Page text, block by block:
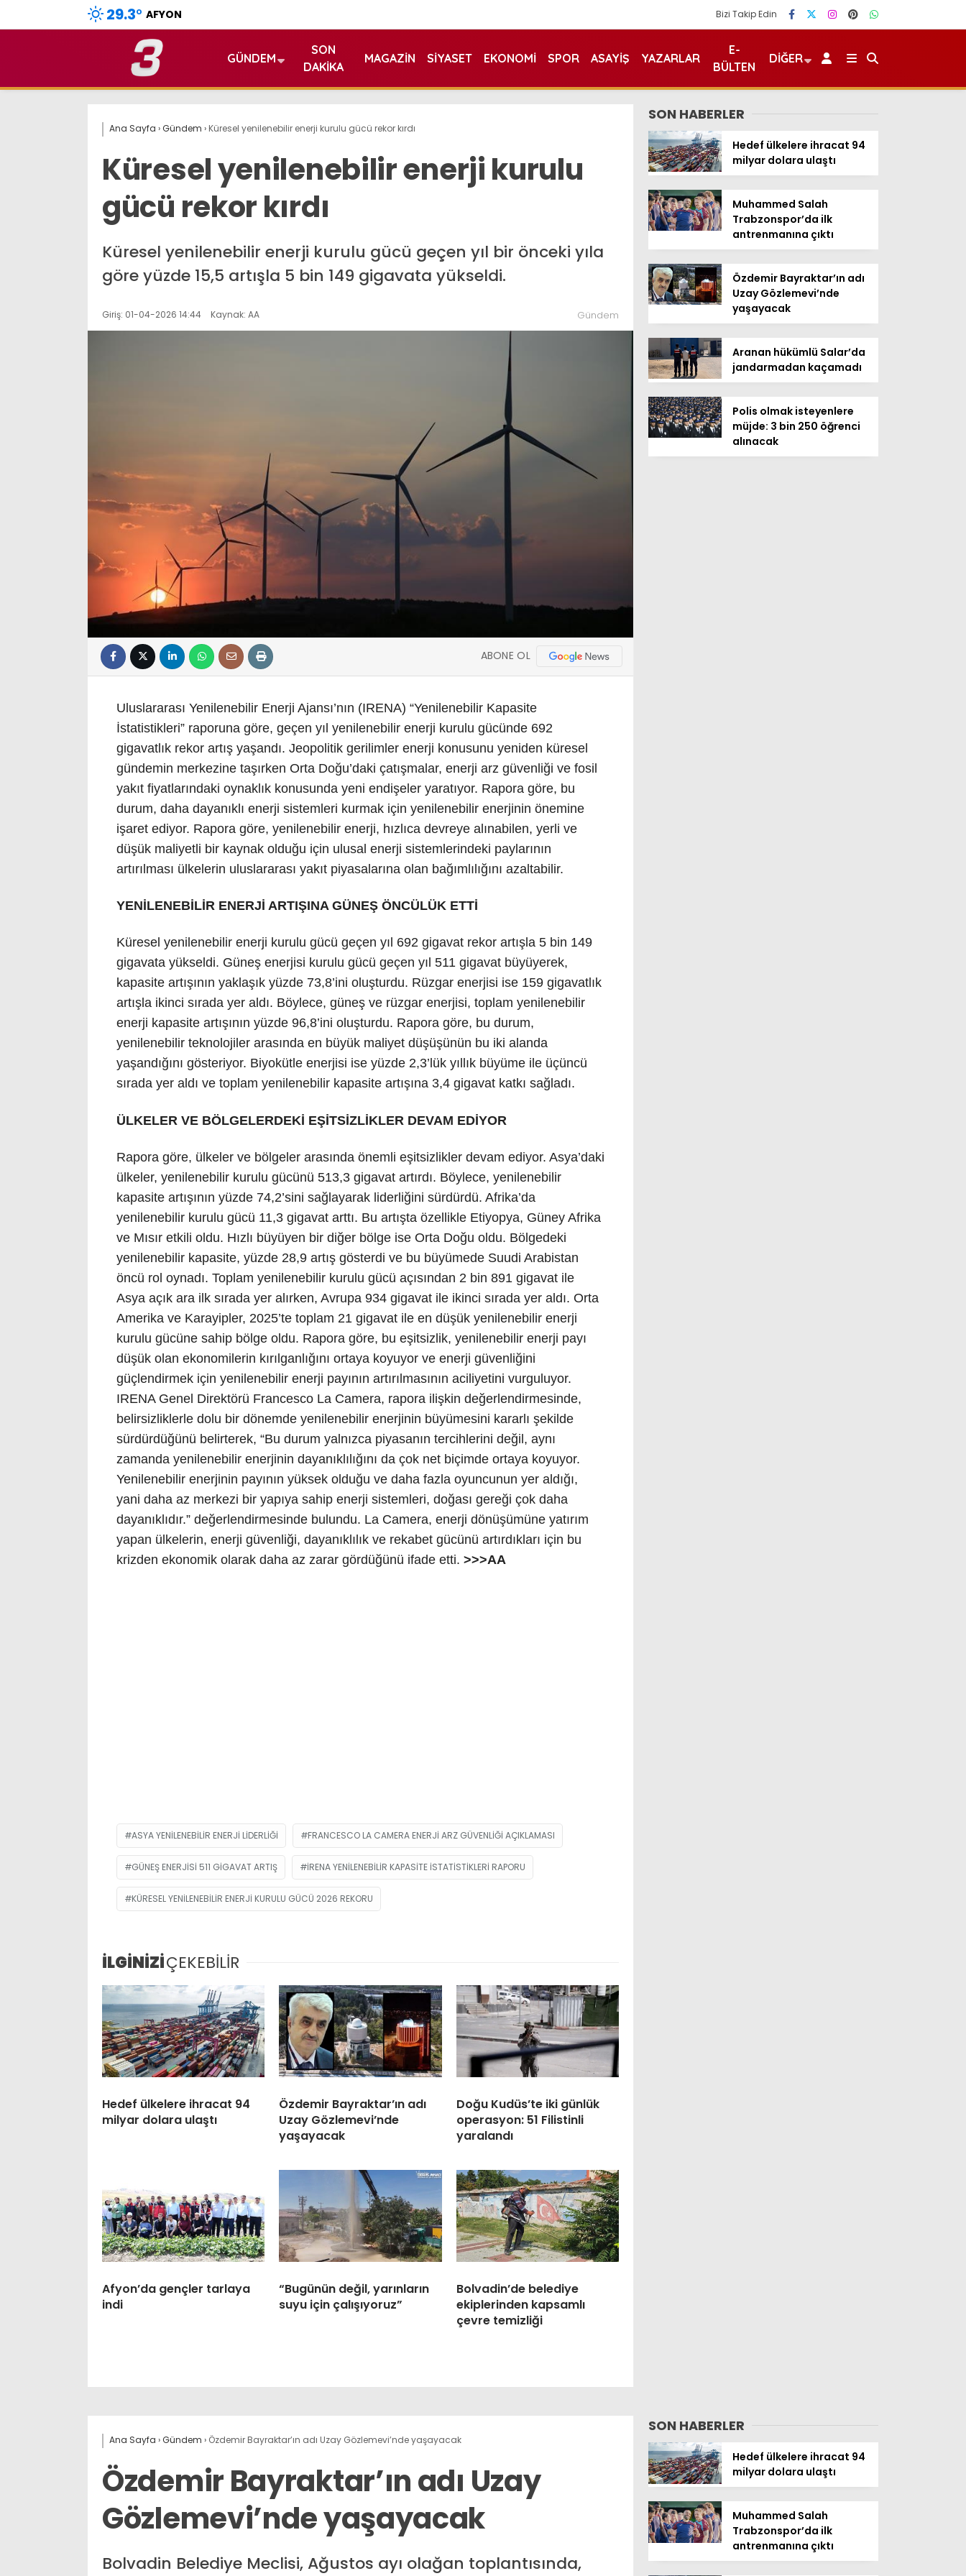
29.3° AFYON Bizi Takip Edin
GÜNDEM
SON
DAKIKA
MAGAZIN SIYASET EKONOMI SPOR ASAYIŞ YAZARLAR
E-
BÜLTEN
DIĞER
Ana Sayfa ›Gündem › Küresel yenilenebilir enerji kurulu gücü rekor kırdı
Küresel yenilenebilir enerji kurulu
gücü rekor kırdı
Küresel yenilenebilir enerji kurulu gücü geçen yıl bir önceki yıla
göre yüzde 15,5 artışla 5 bin 149 gigavata yükseldi.
Giriş: 01-04-2026 14:44 Kaynak: AA Gündem
ABONE OL
Uluslararası Yenilenebilir Enerji Ajansı’nın (IRENA) “Yenilenebilir Kapasite
İstatistikleri” raporuna göre, geçen yıl yenilenebilir enerji kurulu gücünde 692
gigavatlık rekor artış yaşandı. Jeopolitik gerilimler enerji konusunu yeniden küresel
gündemin merkezine taşırken Orta Doğu’daki çatışmalar, enerji arz güvenliği ve fosil
yakıt fiyatlarındaki oynaklık konusunda yeni endişeler yaratıyor. Rapora göre, bu
durum, daha dayanıklı enerji sistemleri kurmak için yenilenebilir enerjinin önemine
işaret ediyor. Rapora göre, yenilenebilir enerji, hızlıca devreye alınabilen, yerli ve
düşük maliyetli bir kaynak olduğu için ulusal enerji sistemlerindeki paylarının
artırılması ülkelerin uluslararası yakıt piyasalarına olan bağımlılığını azaltabilir.
YENİLENEBİLİR ENERJİ ARTIŞINA GÜNEŞ ÖNCÜLÜK ETTİ
Küresel yenilenebilir enerji kurulu gücü geçen yıl 692 gigavat rekor artışla 5 bin 149
gigavata yükseldi. Güneş enerjisi kurulu gücü geçen yıl 511 gigavat büyüyerek,
kapasite artışının yaklaşık yüzde 73,8’ini oluşturdu. Rüzgar enerjisi ise 159 gigavatlık
artışla ikinci sırada yer aldı. Böylece, güneş ve rüzgar enerjisi, toplam yenilenebilir
enerji kapasite artışının yüzde 96,8’ini oluşturdu. Rapora göre, bu durum,
yenilenebilir teknolojiler arasında en büyük maliyet düşüşünün bu iki alanda
yaşandığını gösteriyor. Biyokütle enerjisi ise yüzde 2,3’lük yıllık büyüme ile üçüncü
sırada yer aldı ve toplam yenilenebilir kapasite artışına 3,4 gigavat katkı sağladı.
ÜLKELER VE BÖLGELERDEKİ EŞİTSİZLİKLER DEVAM EDİYOR
Rapora göre, ülkeler ve bölgeler arasında önemli eşitsizlikler devam ediyor. Asya’daki
ülkeler, yenilenebilir kurulu gücünü 513,3 gigavat artırdı. Böylece, yenilenebilir
kapasite artışının yüzde 74,2’sini sağlayarak liderliğini sürdürdü. Afrika’da
yenilenebilir kurulu gücü 11,3 gigavat arttı. Bu artışta özellikle Etiyopya, Güney Afrika
ve Mısır etkili oldu. Hızlı büyüyen bir diğer bölge ise Orta Doğu oldu. Bölgedeki
yenilenebilir kapasite, yüzde 28,9 artış gösterdi ve bu büyümede Suudi Arabistan
öncü rol oynadı. Toplam yenilenebilir kurulu gücü açısından 2 bin 891 gigavat ile
Asya açık ara ilk sırada yer alırken, Avrupa 934 gigavat ile ikinci sırada yer aldı. Orta
Amerika ve Karayipler, 2025’te toplam 21 gigavat ile en düşük yenilenebilir enerji
kurulu gücüne sahip bölge oldu. Rapora göre, bu eşitsizlik, yenilenebilir enerji payı
düşük olan ekonomilerin kırılganlığını ortaya koyuyor ve enerji güvenliğini
güçlendirmek için yenilenebilir enerji payının artırılmasının aciliyetini vurguluyor.
IRENA Genel Direktörü Francesco La Camera, rapora ilişkin değerlendirmesinde,
belirsizliklerle dolu bir dönemde yenilenebilir enerjinin büyümesini kararlı şekilde
sürdürdüğünü belirterek, “Bu durum yalnızca piyasanın tercihlerini değil, aynı
zamanda yenilenebilir enerjinin dayanıklılığını da çok net biçimde ortaya koyuyor.
Yenilenebilir enerjinin payının yüksek olduğu ve daha fazla oyuncunun yer aldığı,
yani daha az merkezi bir yapıya sahip enerji sistemleri, doğası gereği çok daha
dayanıklıdır.” değerlendirmesinde bulundu. La Camera, enerji dönüşümüne yatırım
yapan ülkelerin, enerji güvenliği, dayanıklılık ve rekabet gücünü artırdıkları için bu
krizden ekonomik olarak daha az zarar gördüğünü ifade etti. >>>AA
ASYA YENILENEBILIR ENERJI LIDERLIĞI FRANCESCO LA CAMERA ENERJI ARZ GÜVENLIĞI AÇIKLAMASI
GÜNEŞ ENERJISI 511 GIGAVAT ARTIŞ IRENA YENILENEBILIR KAPASITE ISTATISTIKLERI RAPORU
KÜRESEL YENILENEBILIR ENERJI KURULU GÜCÜ 2026 REKORU
İLGİNİZİÇEKEBİLİR
Hedef ülkelere ihracat 94
milyar dolara ulaştı
Özdemir Bayraktar’ın adı
Uzay Gözlemevi’nde
yaşayacak
Doğu Kudüs’te iki günlük
operasyon: 51 Filistinli
yaralandı
Afyon’da gençler tarlaya
indi
“Bugünün değil, yarınların
suyu için çalışıyoruz”
Bolvadin’de belediye
ekiplerinden kapsamlı
çevre temizliği
SON HABERLER
Hedef ülkelere ihracat 94
milyar dolara ulaştı
Muhammed Salah
Trabzonspor’da ilk
antrenmanına çıktı
Özdemir Bayraktar’ın adı
Uzay Gözlemevi’nde
yaşayacak
Aranan hükümlü Salar’da
jandarmadan kaçamadı
Polis olmak isteyenlere
müjde: 3 bin 250 öğrenci
alınacak
Ana Sayfa ›Gündem › Özdemir Bayraktar’ın adı Uzay Gözlemevi’nde yaşayacak
Özdemir Bayraktar’ın adı Uzay
Gözlemevi’nde yaşayacak
Bolvadin Belediye Meclisi, Ağustos ayı olağan toplantısında,
SON HABERLER
Hedef ülkelere ihracat 94
milyar dolara ulaştı
Muhammed Salah
Trabzonspor’da ilk
antrenmanına çıktı